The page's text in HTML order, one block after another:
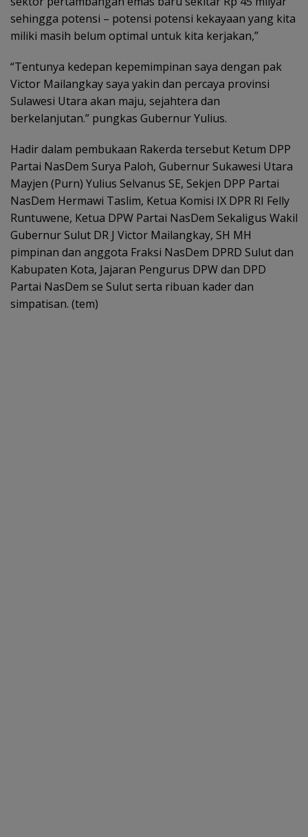
sehingga potensi – potensi potensi kekayaan yang kita
miliki masih belum optimal untuk kita kerjakan,”
“Tentunya kedepan kepemimpinan saya dengan pak
Victor Mailangkay saya yakin dan percaya provinsi
Sulawesi Utara akan maju, sejahtera dan
berkelanjutan.” pungkas Gubernur Yulius.
Hadir dalam pembukaan Rakerda tersebut Ketum DPP
Partai NasDem Surya Paloh, Gubernur Sukawesi Utara
Mayjen (Purn) Yulius Selvanus SE, Sekjen DPP Partai
NasDem Hermawi Taslim, Ketua Komisi IX DPR RI Felly
Runtuwene, Ketua DPW Partai NasDem Sekaligus Wakil
Gubernur Sulut DR J Victor Mailangkay, SH MH
pimpinan dan anggota Fraksi NasDem DPRD Sulut dan
Kabupaten Kota, Jajaran Pengurus DPW dan DPD
Partai NasDem se Sulut serta ribuan kader dan
simpatisan. (tem)